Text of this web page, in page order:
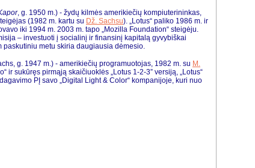
, g. 1950 m.) - žydų kilmės amerikiečių kompiuterininkas,
(1982 m. kartu su Dž. Sachsu). „Lotus“ paliko 1986 m. ir
iki 1994 m. 2003 m. tapo „Mozilla Foundation“ steigėju.
– investuoti į socialinį ir finansinį kapitalą gyvybiškai
metu skiria daugiausia dėmesio.
g. 1947 m.) - amerikiečių programuotojas, 1982 m. su M.
ir sukūręs pirmąją skaičiuoklės „Lotus 1-2-3” versiją, „Lotus“
PĮ savo „Digital Light & Color“ kompanijoje, kuri nuo